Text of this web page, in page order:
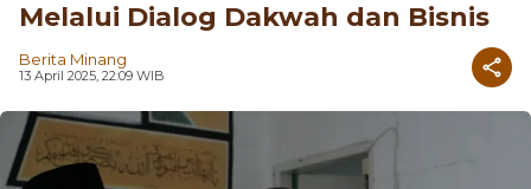
Melalui Dialog Dakwah dan Bisnis
Berita Minang
13 April 2025, 22:09 WIB